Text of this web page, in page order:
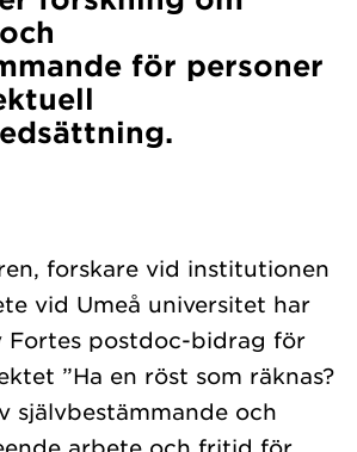
för personer
forskare vid institutionen
vid Umeå universitet har
Fortes postdoc-bidrag för
”Ha en röst som räknas?
självbestämmande och